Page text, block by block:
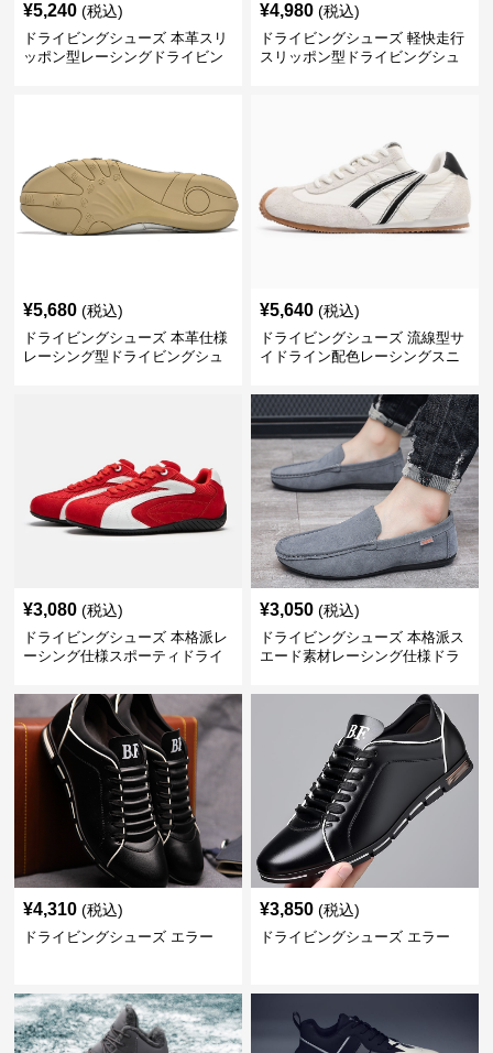
¥5,240 (税込)
ドライビングシューズ 本革スリ
ッポン型レーシングドライビン
¥4,980 (税込)
ドライビングシューズ 軽快走行
スリッポン型ドライビングシュ
¥5,680 (税込)
ドライビングシューズ 本革仕様
レーシング型ドライビングシュ
¥5,640 (税込)
ドライビングシューズ 流線型サ
イドライン配色レーシングスニ
¥3,080 (税込)
ドライビングシューズ 本格派レ
ーシング仕様スポーティドライ
¥3,050 (税込)
ドライビングシューズ 本格派ス
エード素材レーシング仕様ドラ
¥4,310 (税込)
ドライビングシューズ エラー
¥3,850 (税込)
ドライビングシューズ エラー